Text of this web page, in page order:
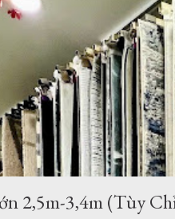
2,5m-3,4m (Tùy